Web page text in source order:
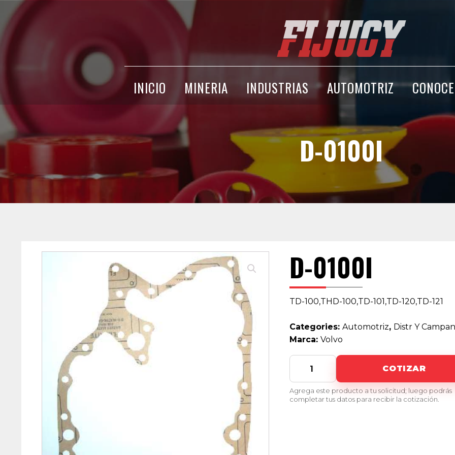
INICIO MINERIA INDUSTRIAS AUTOMOTRIZ
D-0100I
D-0100I
TD-100,THD-100,TD-101,TD-120,TD-121
Categories: Automotriz, Distr Y
Marca: Volvo
quantity
COTIZAR
Agrega este producto a tu solicitud; luego podrás
completar tus datos para recibir la cotización.